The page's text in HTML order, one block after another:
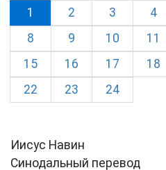
1 2 3 4
8
9 10 11
15
16 17 18
22
23 24
Иисус Навин
Синодальный перевод